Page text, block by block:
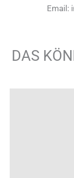
Email:
DAS